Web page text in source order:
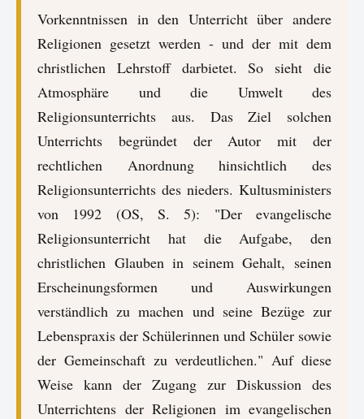
Vorkenntnissen in den Unterricht über andere
Religionen gesetzt werden - und der mit dem
christlichen Lehrstoff darbietet. So sieht die
Atmosphäre und die Umwelt des
Religionsunterrichts aus. Das Ziel solchen
Unterrichts begründet der Autor mit der
rechtlichen Anordnung hinsichtlich des
Religionsunterrichts des nieders. Kultusministers
von 1992 (OS, S. 5): "Der evangelische
Religionsunterricht hat die Aufgabe, den
christlichen Glauben in seinem Gehalt, seinen
Erscheinungsformen und Auswirkungen
verständlich zu machen und seine Bezüge zur
Lebenspraxis der Schülerinnen und Schüler sowie
der Gemeinschaft zu verdeutlichen." Auf diese
Weise kann der Zugang zur Diskussion des
Unterrichtens der Religionen im evangelischen